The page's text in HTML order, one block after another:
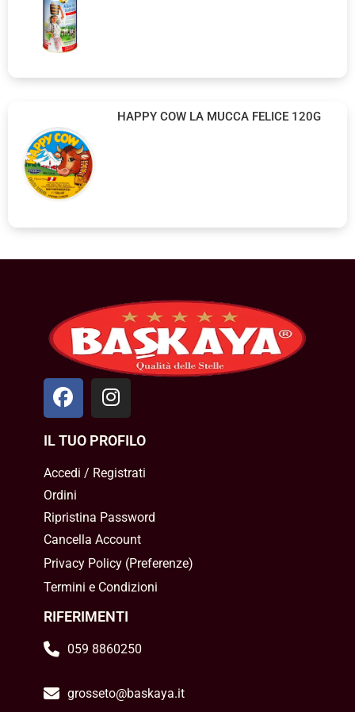
HAPPY COW LA MUCCA FELICE 120G
IL TUO PROFILO
Accedi / Registrati
Ordini
Ripristina Password
Cancella Account
Privacy Policy(Preferenze)
Termini e Condizioni
RIFERIMENTI
059 8860250
grosseto@baskaya.it